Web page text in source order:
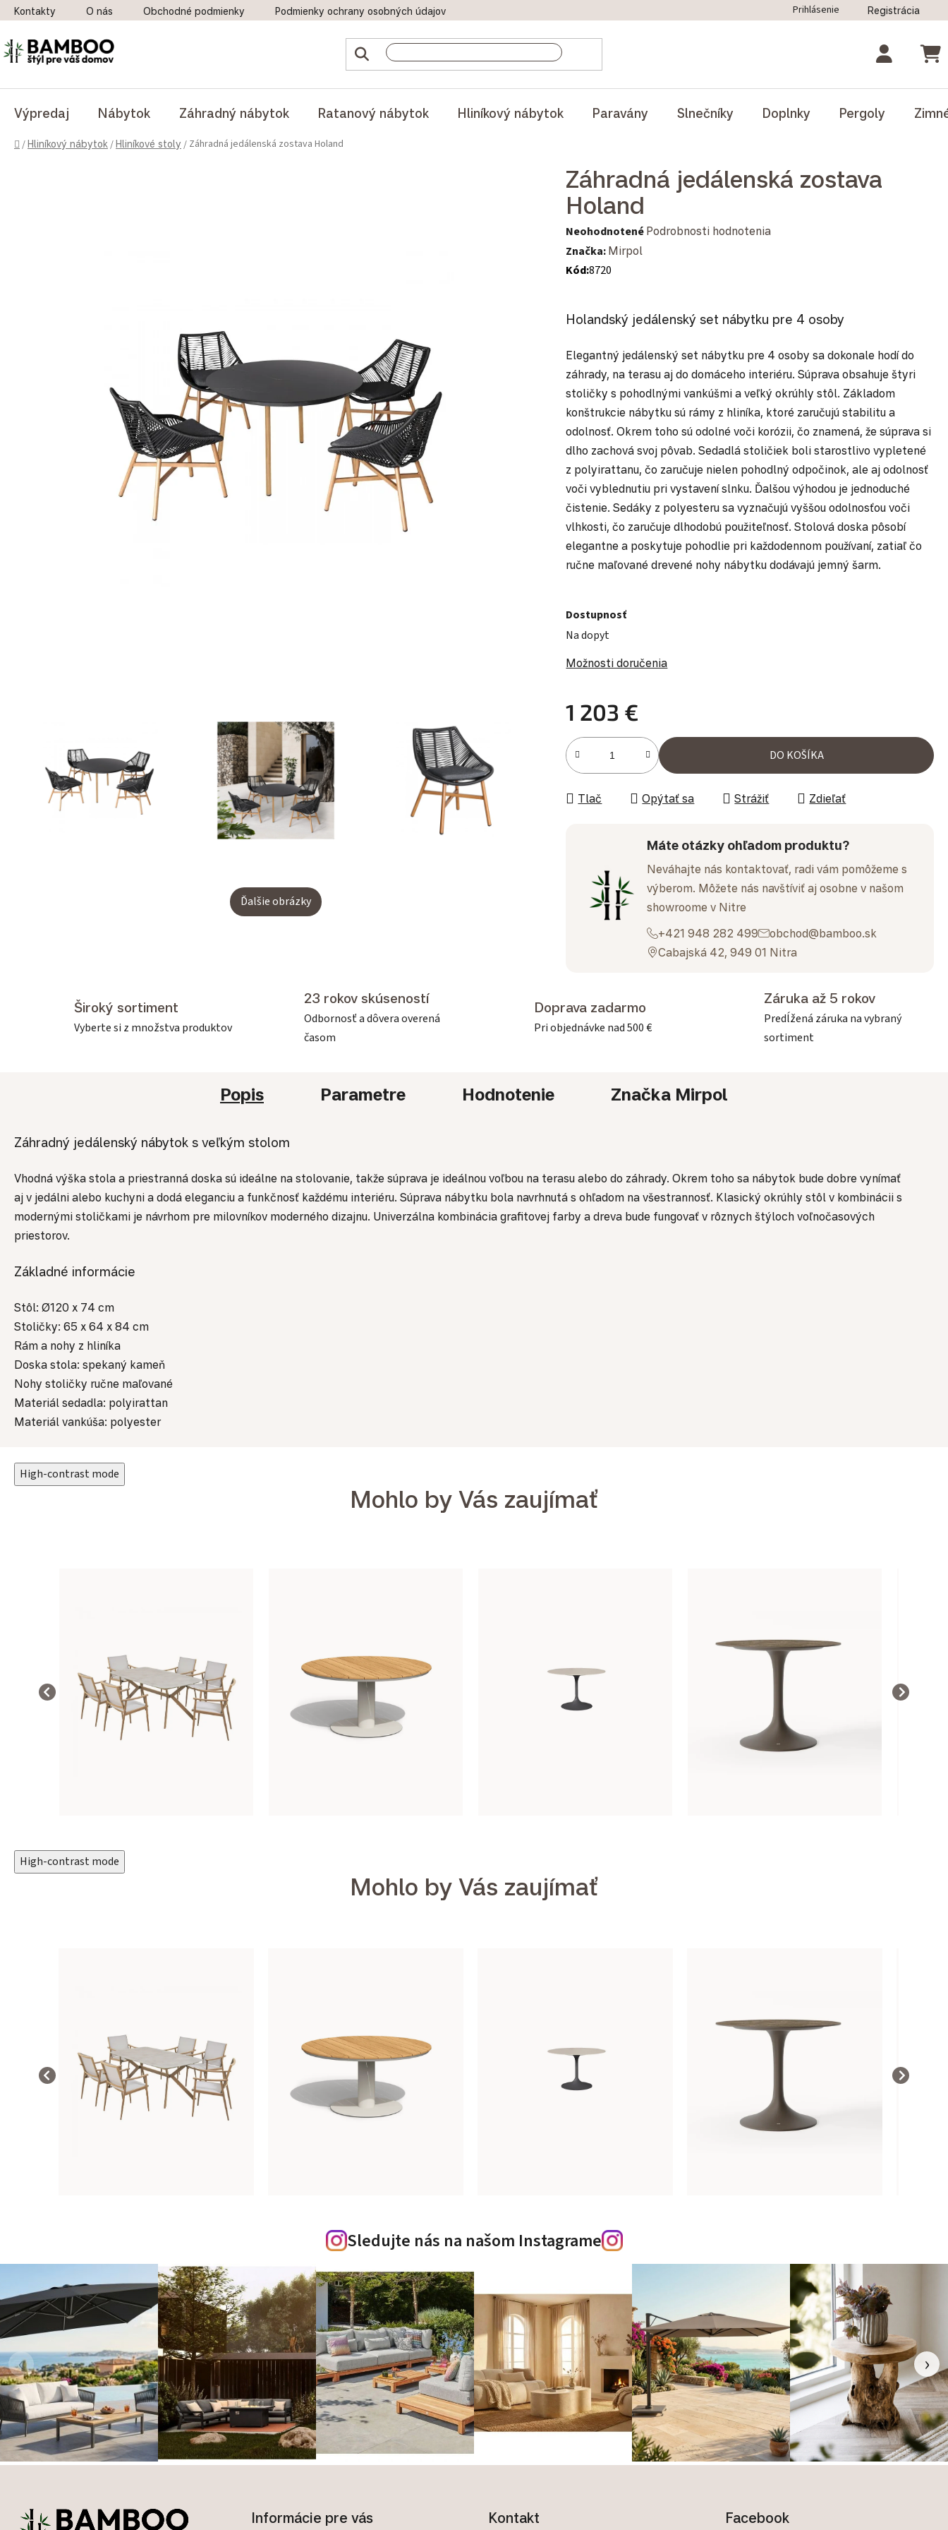
Prejsť na obsah
Kontakty O nás Obchodné podmienky Podmienky ochrany osobných údajov Odstúpenie od zmluvy
Prihlásenie Registrácia
Výpredaj Nábytok Záhradný nábytok Ratanový nábytok Hliníkový nábytok Paravány Slnečníky Doplnky Pergoly
Domov
/Hliníkový nábytok /Hliníkové stoly / Záhradná jedálenská zostava Holand
Záhradná jedálenská zostava
Holand
Priemerné hodnotenie produktu je 0,0 z 5 hviezdičiek.
Neohodnotené Podrobnosti hodnotenia
Značka: Mirpol
Kód:8720
Holandský jedálenský set nábytku pre 4 osoby
Elegantný jedálenský set nábytku pre 4 osoby sa dokonale hodí do
záhrady, na terasu aj do domáceho interiéru. Súprava obsahuje štyri
stoličky s pohodlnými vankúšmi a veľký okrúhly stôl. Základom
konštrukcie nábytku sú rámy z hliníka, ktoré zaručujú stabilitu a
odolnosť. Okrem toho sú odolné voči korózii, čo znamená, že súprava si
dlho zachová svoj pôvab. Sedadlá stoličiek boli starostlivo vypletené
z polyirattanu, čo zaručuje nielen pohodlný odpočinok, ale aj odolnosť
voči vyblednutiu pri vystavení slnku. Ďalšou výhodou je jednoduché
čistenie. Sedáky z polyesteru sa vyznačujú vyššou odolnosťou voči
vlhkosti, čo zaručuje dlhodobú použiteľnosť. Stolová doska pôsobí
elegantne a poskytuje pohodlie pri každodennom používaní, zatiaľ čo
ručne maľované drevené nohy nábytku dodávajú jemný šarm.
Dostupnosť
Na dopyt
Možnosti doručenia
1 203 €
Jednotková cena:
DO KOŠÍKA
Tlač Opýtať sa Strážiť Zdieľať
Máte otázky ohľadom produktu?
Neváhajte nás kontaktovať, radi vám pomôžeme s
výberom. Môžete nás navštíviť aj osobne v našom
showroome v Nitre
+421 948 282 499
obchod@bamboo.sk
Cabajská 42, 949 01 Nitra
Ďalšie obrázky
Široký sortiment
Vyberte si z množstva produktov
23 rokov skúseností
Odbornosť a dôvera overená
časom
Doprava zadarmo
Pri objednávke nad 500 €
Záruka až 5 rokov
Predĺžená záruka na vybraný
sortiment
Popis Parametre Hodnotenie Značka Mirpol
Záhradný jedálenský nábytok s veľkým stolom
Vhodná výška stola a priestranná doska sú ideálne na stolovanie, takže súprava je ideálnou voľbou na terasu alebo do záhrady. Okrem toho sa nábytok bude dobre vynímať
aj v jedálni alebo kuchyni a dodá eleganciu a funkčnosť každému interiéru. Súprava nábytku bola navrhnutá s ohľadom na všestrannosť. Klasický okrúhly stôl v kombinácii s
modernými stoličkami je návrhom pre milovníkov moderného dizajnu. Univerzálna kombinácia grafitovej farby a dreva bude fungovať v rôznych štýloch voľnočasových
priestorov.
Základné informácie
Stôl: Ø120 x 74 cm
Stoličky: 65 x 64 x 84 cm
Rám a nohy z hliníka
Doska stola: spekaný kameň
Nohy stoličky ručne maľované
Materiál sedadla: polyirattan
Materiál vankúša: polyester
High-contrast mode
Mohlo by Vás zaujímať
High-contrast mode
Mohlo by Vás zaujímať
Sledujte nás na našom Instagrame
‹ ›
Informácie pre vás Kontakt Facebook